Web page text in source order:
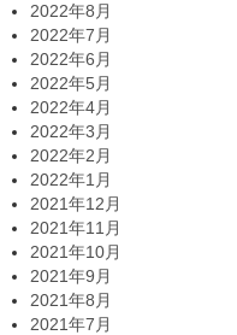
2022年8月
2022年7月
2022年6月
2022年5月
2022年4月
2022年3月
2022年2月
2022年1月
2021年12月
2021年11月
2021年10月
2021年9月
2021年8月
2021年7月